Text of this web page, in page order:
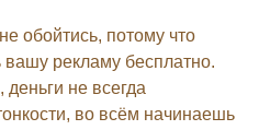
обойтись, потому что
вашу рекламу бесплатно.
деньги не всегда
во всём начинаешь